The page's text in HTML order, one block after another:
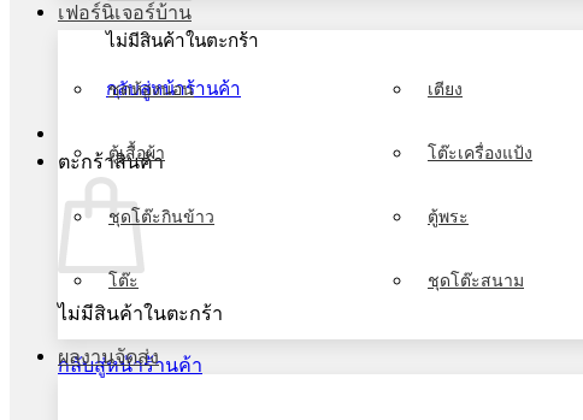
ไม่มีสินค้าในตะกร้า
กลับสู่หน้าร้านค้า
ตะกร้าสินค้า
ไม่มีสินค้าในตะกร้า
กลับสู่หน้าร้านค้า
เฟอร์นิเจอร์บ้าน
ชุดห้องนอน เตียง
ตู้เสื้อผ้า โต๊ะเครื่องแป้ง
ชุดโต๊ะกินข้าว ตู้พระ
โต๊ะ ชุดโต๊ะสนาม
ผลงานจัดส่ง